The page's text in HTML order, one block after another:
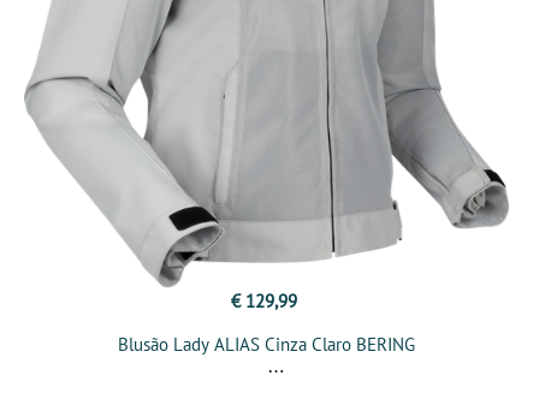
€ 129,99
Blusão Lady ALIAS Cinza Claro BERING